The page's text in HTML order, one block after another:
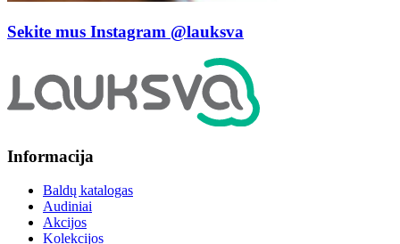
Sekite mus Instagram @lauksva
Informacija
Baldų katalogas
Audiniai
Akcijos
Kolekcijos